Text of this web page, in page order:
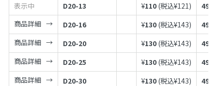
表示中
D20-13 ¥110 (税込¥121)
商品詳細
D20-16 ¥130 (税込¥143)
商品詳細
D20-20 ¥130 (税込¥143)
商品詳細
D20-25 ¥130 (税込¥143)
商品詳細
D20-30 ¥130 (税込¥143)